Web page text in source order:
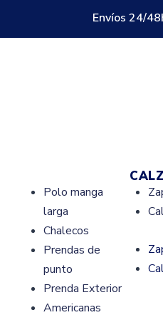
Envíos 24/
Polo manga
larga
Chalecos
Prendas de
punto
Prenda Exterior
Americanas